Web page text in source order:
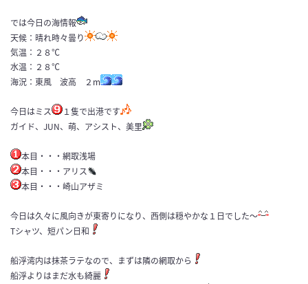
では今日の海情報
天候：晴れ時々曇り
気温：２８℃
水温：２８℃
海況：東風 波高 ２m
今日はミス
１隻で出港です
ガイド、JUN、萌、アシスト、美里
本目・・・網取浅場
本目・・・アリス
本目・・・崎山アザミ
今日は久々に風向きが東寄りになり、西側は穏やかな１日でした〜
Tシャツ、短パン日和
船浮湾内は抹茶ラテなので、まずは隣の網取から
船浮よりはまだ水も綺麗